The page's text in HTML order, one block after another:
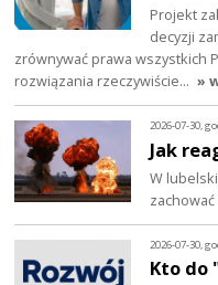
Projekt
decyzji
zrównywać prawa wszystkich
rozwiązania rzeczywiście… »
2026-07-30,
Jak
W
2026-07-30,
Kto do